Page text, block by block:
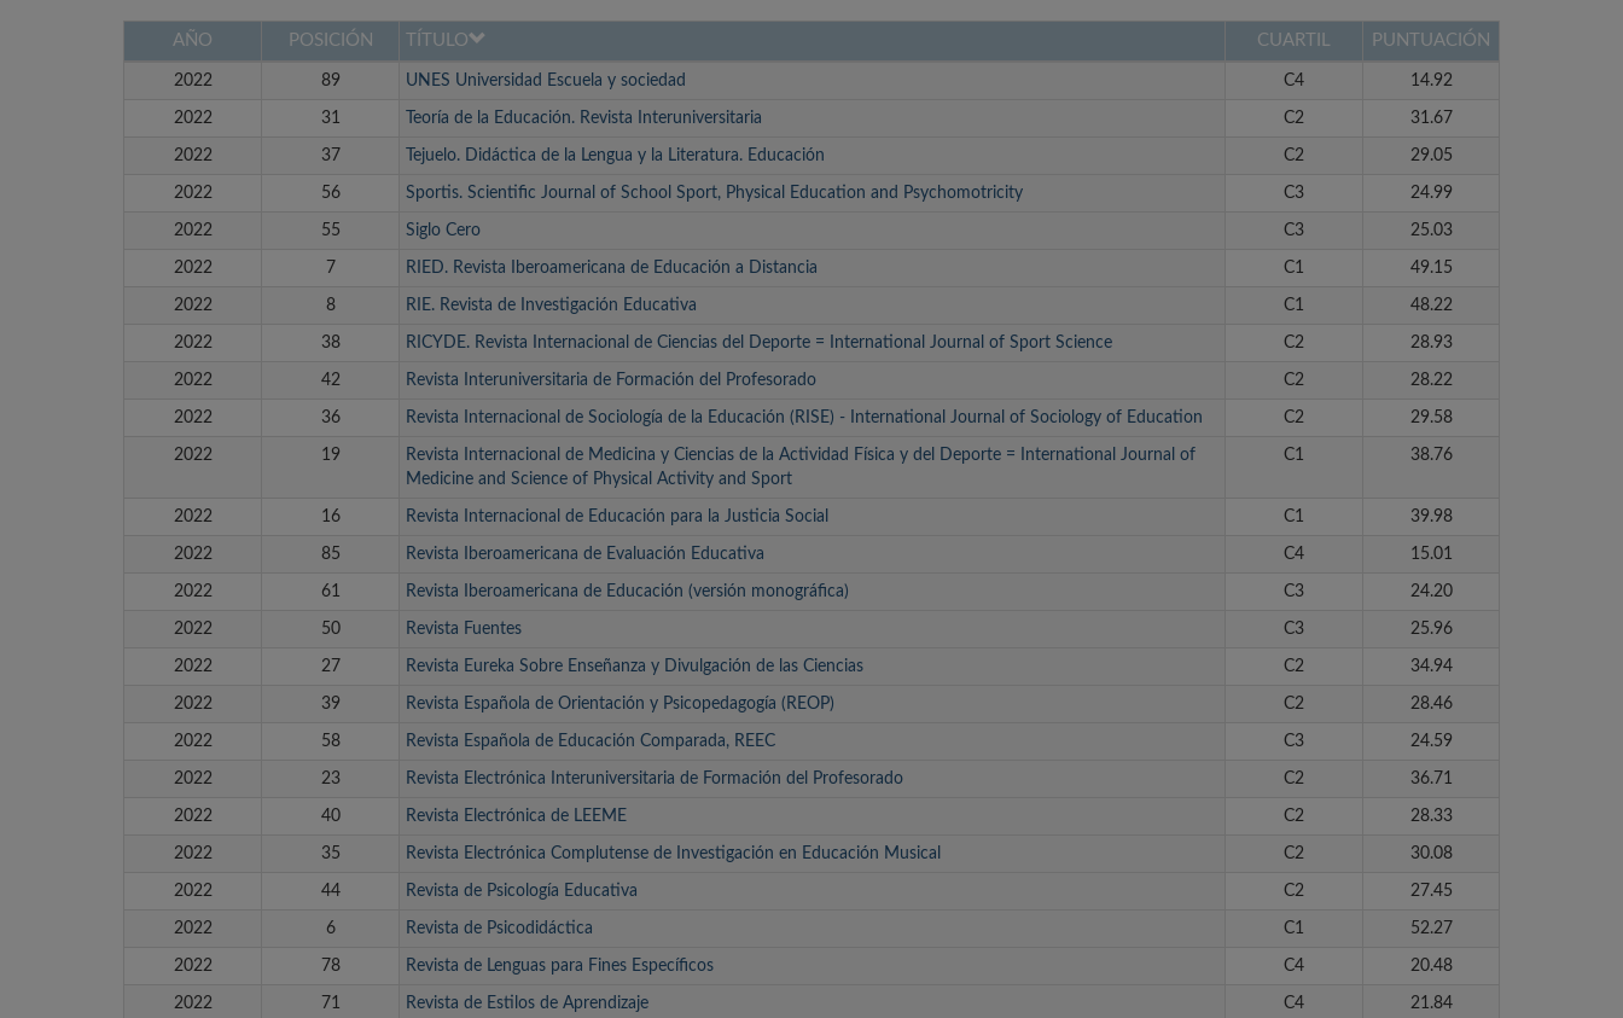
AÑO POSICIÓN TÍTULO CUARTIL PUNTUACIÓN
2022 89 UNES Universidad Escuela y sociedad C4 14.92
2022 31 Teoría de la Educación. Revista Interuniversitaria C2 31.67
2022 37 Tejuelo. Didáctica de la Lengua y la Literatura. Educación C2 29.05
2022 56 Sportis. Scientific Journal of School Sport, Physical Education and Psychomotricity C3 24.99
2022 55 Siglo Cero C3 25.03
2022 7 RIED. Revista Iberoamericana de Educación a Distancia C1 49.15
2022 8 RIE. Revista de Investigación Educativa C1 48.22
2022 38 RICYDE. Revista Internacional de Ciencias del Deporte = International Journal of Sport Science C2 28.93
2022 42 Revista Interuniversitaria de Formación del Profesorado C2 28.22
2022 36 Revista Internacional de Sociología de la Educación (RISE) - International Journal of Sociology of Education C2 29.58
2022 19
Revista Internacional de Medicina y Ciencias de la Actividad Física y del Deporte = International Journal of
Medicine and Science of Physical Activity and Sport
C1 38.76
2022 16 Revista Internacional de Educación para la Justicia Social C1 39.98
2022 85 Revista Iberoamericana de Evaluación Educativa C4 15.01
2022 61 Revista Iberoamericana de Educación (versión monográfica) C3 24.20
2022 50 Revista Fuentes C3 25.96
2022 27 Revista Eureka Sobre Enseñanza y Divulgación de las Ciencias C2 34.94
2022 39 Revista Española de Orientación y Psicopedagogía (REOP) C2 28.46
2022 58 Revista Española de Educación Comparada, REEC C3 24.59
2022 23 Revista Electrónica Interuniversitaria de Formación del Profesorado C2 36.71
2022 40 Revista Electrónica de LEEME C2 28.33
2022 35 Revista Electrónica Complutense de Investigación en Educación Musical C2 30.08
2022 44 Revista de Psicología Educativa C2 27.45
2022 6 Revista de Psicodidáctica C1 52.27
2022 78 Revista de Lenguas para Fines Específicos C4 20.48
2022 71 Revista de Estilos de Aprendizaje C4 21.84